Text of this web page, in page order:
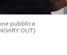
pubblica
OUT)